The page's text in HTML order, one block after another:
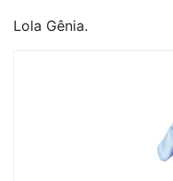
Lola Gênia.